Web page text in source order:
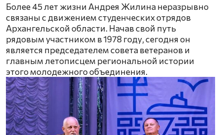
Более 45 лет жизни Андрея Жилина неразрывно
связаны с движением студенческих отрядов
Архангельской области. Начав свой путь
рядовым участником в 1978 году, сегодня он
является председателем совета ветеранов и
главным летописцем региональной истории
этого молодежного объединения.